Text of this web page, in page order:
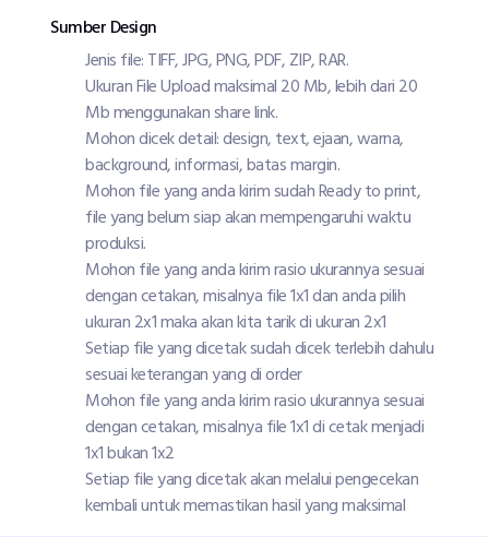
Sumber Design
Jenis file: TIFF, JPG, PNG, PDF, ZIP, RAR.
Ukuran File Upload maksimal 20 Mb, lebih dari 20
Mb menggunakan share link.
Mohon dicek detail: design, text, ejaan, warna,
background, informasi, batas margin.
Mohon file yang anda kirim sudah Ready to print,
file yang belum siap akan mempengaruhi waktu
produksi.
Mohon file yang anda kirim rasio ukurannya sesuai
dengan cetakan, misalnya file 1x1 dan anda pilih
ukuran 2x1 maka akan kita tarik di ukuran 2x1
Setiap file yang dicetak sudah dicek terlebih dahulu
sesuai keterangan yang di order
Mohon file yang anda kirim rasio ukurannya sesuai
dengan cetakan, misalnya file 1x1 di cetak menjadi
1x1 bukan 1x2
Setiap file yang dicetak akan melalui pengecekan
kembali untuk memastikan hasil yang maksimal